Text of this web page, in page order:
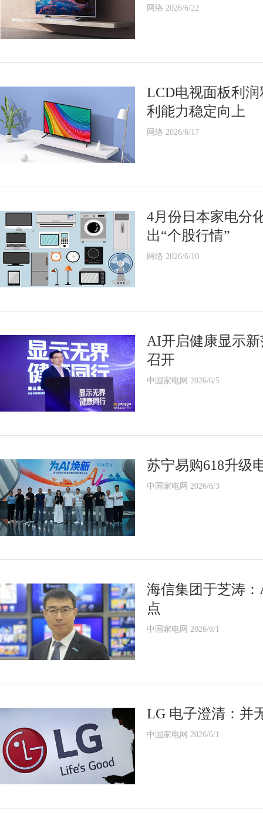
网络 2026/6/22
LCD电视面板利
利能力稳定向上
网络 2026/6/17
4月份日本家电分
出“个股行情”
网络 2026/6/10
AI开启健康显示
召开
中国家电网 2026/6/5
苏宁易购618升级
中国家电网 2026/6/3
海信集团于芝涛
点
中国家电网 2026/6/1
LG 电子澄清：并
中国家电网 2026/6/1